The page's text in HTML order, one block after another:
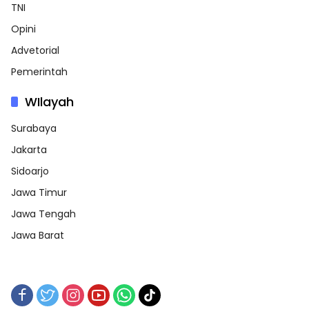
TNI
Opini
Advetorial
Pemerintah
WIlayah
Surabaya
Jakarta
Sidoarjo
Jawa Timur
Jawa Tengah
Jawa Barat